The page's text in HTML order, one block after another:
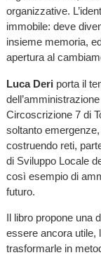
organizzative.
immobile: deve
insieme memoria,
apertura al
Luca Deri porta il
Circoscrizione 7 di
soltanto
costruendo reti,
di Sviluppo Locale
così esempio di
futuro.
Il libro propone una
essere ancora utile,
trasformarle in